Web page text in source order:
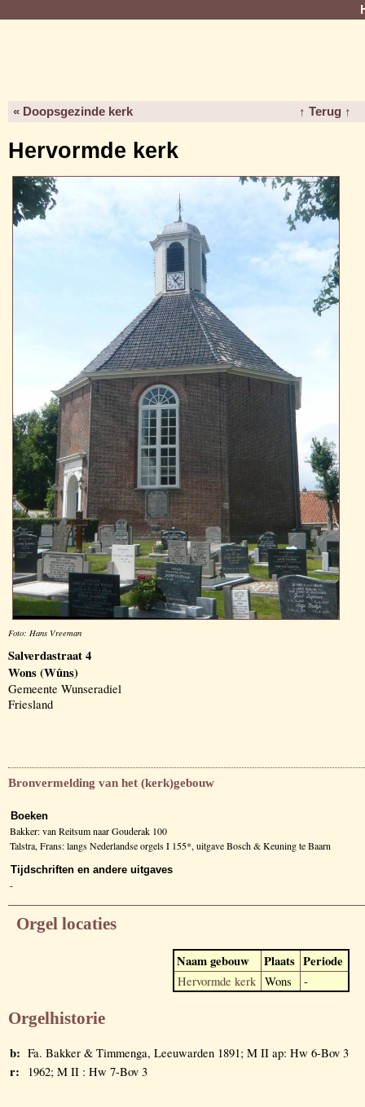
« Doopsgezinde kerk ↑ Terug ↑
Hervormde kerk
Foto: Hans Vreeman
Salverdastraat 4
Wons (Wûns)
Gemeente Wunseradiel
Friesland
Bronvermelding van het (kerk)gebouw
Boeken
Bakker: van Reitsum naar Gouderak 100
Talstra, Frans: langs Nederlandse orgels I 155*, uitgave Bosch & Keuning te Baarn
Tijdschriften en andere uitgaves
-
Orgel locaties
Naam gebouw Plaats Periode
Hervormde kerk Wons -
Orgelhistorie
b: Fa. Bakker & Timmenga, Leeuwarden 1891; M II ap: Hw 6-Bov 3
r: 1962; M II : Hw 7-Bov 3